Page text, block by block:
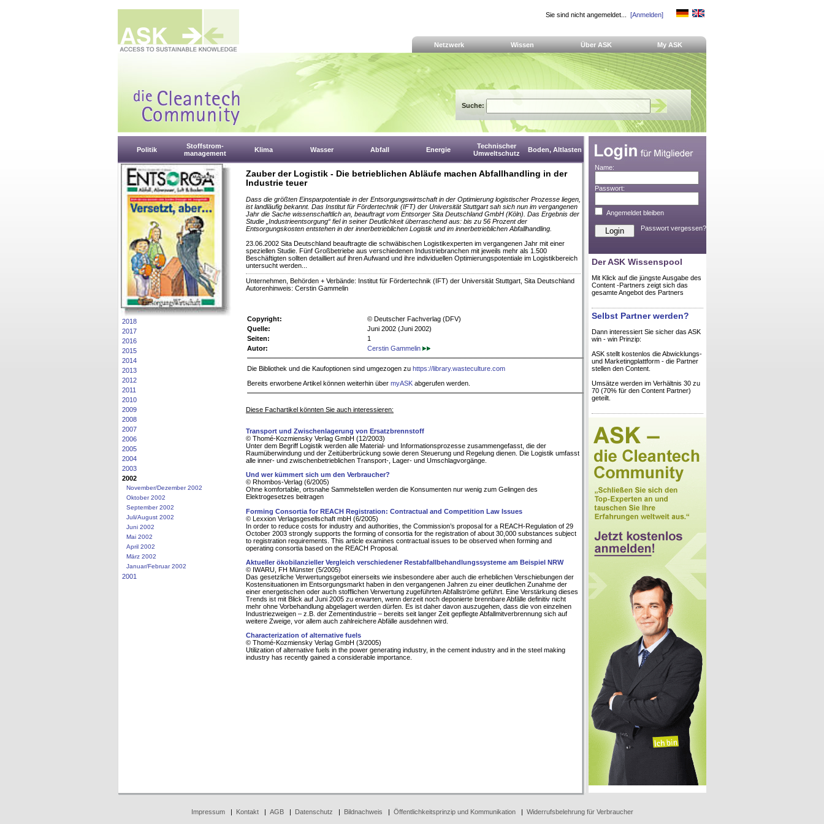
Sie sind nicht angemeldet... [Anmelden]
Netzwerk Wissen Über ASK My ASK
Suche:
Politik
Stoffstrom-
management
Klima Wasser Abfall Energie
Technischer
Umweltschutz
Boden, Altlasten
2018
2017
2016
2015
2014
2013
2012
2011
2010
2009
2008
2007
2006
2005
2004
2003
2002
November/Dezember 2002
Oktober 2002
September 2002
Juli/August 2002
Juni 2002
Mai 2002
April 2002
März 2002
Januar/Februar 2002
2001
Zauber der Logistik - Die betrieblichen Abläufe machen Abfallhandling in der
Industrie teuer
Dass die größten Einsparpotentiale in der Entsorgungswirtschaft in der Optimierung logistischer Prozesse liegen,
ist landläufig bekannt. Das Institut für Fördertechnik (IFT) der Universität Stuttgart sah sich nun im vergangenen
Jahr die Sache wissenschaftlich an, beauftragt vom Entsorger Sita Deutschland GmbH (Köln). Das Ergebnis der
Studie „Industrieentsorgung“ fiel in seiner Deutlichkeit überraschend aus: bis zu 56 Prozent der
Entsorgungskosten entstehen in der innerbetrieblichen Logistik und im innerbetrieblichen Abfallhandling.
23.06.2002 Sita Deutschland beauftragte die schwäbischen Logistikexperten im vergangenen Jahr mit einer
speziellen Studie. Fünf Großbetriebe aus verschiedenen Industriebranchen mit jeweils mehr als 1.500
Beschäftigten sollten detailliert auf ihren Aufwand und ihre individuellen Optimierungspotentiale im Logistikbereich
untersucht werden...
Unternehmen, Behörden + Verbände: Institut für Fördertechnik (IFT) der Universität Stuttgart, Sita Deutschland
Autorenhinweis: Cerstin Gammelin
Copyright:
© Deutscher Fachverlag (DFV)
Quelle:
Juni 2002 (Juni 2002)
Seiten:
1
Autor:
Cerstin Gammelin
Die Bibliothek und die Kaufoptionen sind umgezogen zu https://library.wasteculture.com
Bereits erworbene Artikel können weiterhin über myASK abgerufen werden.
Diese Fachartikel könnten Sie auch interessieren:
Transport und Zwischenlagerung von Ersatzbrennstoff
© Thomé-Kozmiensky Verlag GmbH (12/2003)
Unter dem Begriff Logistik werden alle Material- und Informationsprozesse zusammengefasst, die der
Raumüberwindung und der Zeitüberbrückung sowie deren Steuerung und Regelung dienen. Die Logistik umfasst
alle inner- und zwischenbetrieblichen Transport-, Lager- und Umschlagvorgänge.
Und wer kümmert sich um den Verbraucher?
© Rhombos-Verlag (6/2005)
Ohne komfortable, ortsnahe Sammelstellen werden die Konsumenten nur wenig zum Gelingen des
Elektrogesetzes beitragen
Forming Consortia for REACH Registration: Contractual and Competition Law Issues
© Lexxion Verlagsgesellschaft mbH (6/2005)
In order to reduce costs for industry and authorities, the Commission’s proposal for a REACH-Regulation of 29
October 2003 strongly supports the forming of consortia for the registration of about 30,000 substances subject
to registration requirements. This article examines contractual issues to be observed when forming and
operating consortia based on the REACH Proposal.
Aktueller ökobilanzieller Vergleich verschiedener Restabfallbehandlungssysteme am Beispiel NRW
© IWARU, FH Münster (5/2005)
Das gesetzliche Verwertungsgebot einerseits wie insbesondere aber auch die erheblichen Verschiebungen der
Kostensituationen im Entsorgungsmarkt haben in den vergangenen Jahren zu einer deutlichen Zunahme der
einer energetischen oder auch stofflichen Verwertung zugeführten Abfallströme geführt. Eine Verstärkung dieses
Trends ist mit Blick auf Juni 2005 zu erwarten, wenn derzeit noch deponierte brennbare Abfälle definitiv nicht
mehr ohne Vorbehandlung abgelagert werden dürfen. Es ist daher davon auszugehen, dass die von einzelnen
Industriezweigen – z.B. der Zementindustrie – bereits seit langer Zeit gepflegte Abfallmitverbrennung sich auf
weitere Zweige, vor allem auch zahlreichere Abfälle ausdehnen wird.
Characterization of alternative fuels
© Thomé-Kozmiensky Verlag GmbH (3/2005)
Utilization of alternative fuels in the power generating industry, in the cement industry and in the steel making
industry has recently gained a considerable importance.
Name:
Passwort:
Angemeldet bleiben
Passwort vergessen?
Der ASK Wissenspool
Mit Klick auf die jüngste Ausgabe des
Content -Partners zeigt sich das
gesamte Angebot des Partners
Selbst Partner werden?
Dann interessiert Sie sicher das ASK
win - win Prinzip:
ASK stellt kostenlos die Abwicklungs-
und Marketingplattform - die Partner
stellen den Content.
Umsätze werden im Verhältnis 30 zu
70 (70% für den Content Partner)
geteilt.
Impressum| Kontakt| AGB| Datenschutz | Bildnachweis | Öffentlichkeitsprinzip und Kommunikation| Widerrufsbelehrung für Verbraucher